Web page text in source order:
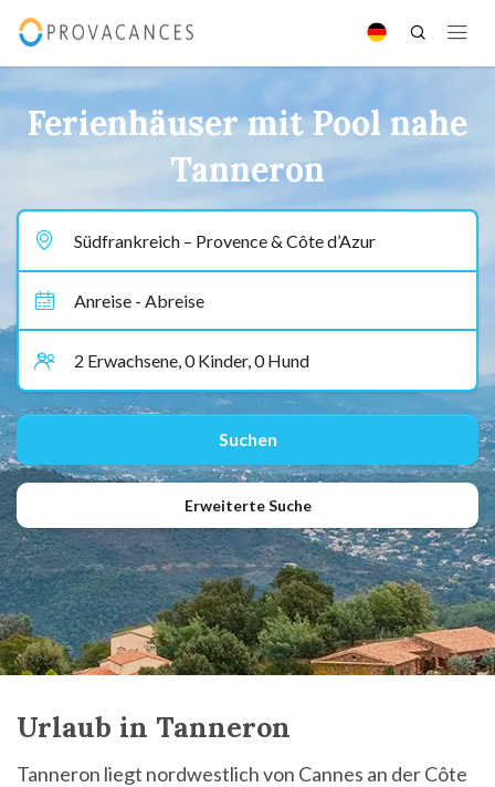
Ferienhäuser mit Pool nahe
Tanneron
Erweiterte Suche
Urlaub in Tanneron
Tanneron liegt nordwestlich von Cannes an der Côte